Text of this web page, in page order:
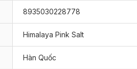
8935030228778
Himalaya Pink Salt
Hàn Quốc